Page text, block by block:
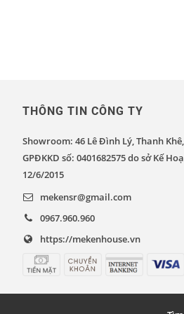
THÔNG TIN CÔNG TY
Showroom: 46 Lê Đình Lý, Thanh
GPĐKKD số: 0401682575 do sở Kế
12/6/2015
mekensr@gmail.com
0967.960.960
https://mekenhouse.vn